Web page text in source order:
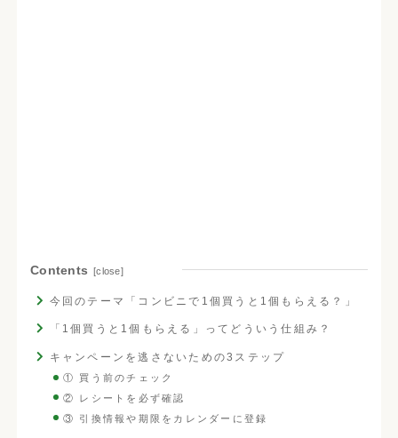
Contents
今回のテーマ「コンビニで1個買うと1個もらえる？」
「1個買うと1個もらえる」ってどういう仕組み？
キャンペーンを逃さないための3ステップ
① 買う前のチェック
② レシートを必ず確認
③ 引換情報や期限をカレンダーに登録